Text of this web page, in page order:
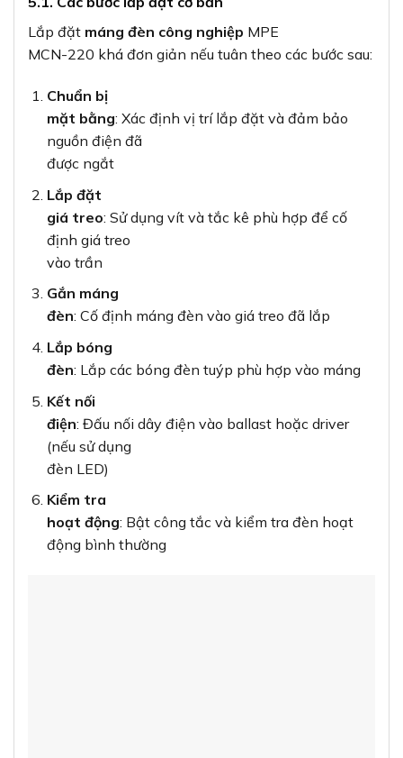
Lắp đặt máng đèn công nghiệp MPE
MCN-220 khá đơn giản nếu tuân theo các bước sau:
Chuẩn bị
mặt bằng: Xác định vị trí lắp đặt và đảm bảo
nguồn điện đã
được ngắt
Lắp đặt
giá treo: Sử dụng vít và tắc kê phù hợp để cố
định giá treo
vào trần
Gắn máng
đèn: Cố định máng đèn vào giá treo đã lắp
Lắp bóng
đèn: Lắp các bóng đèn tuýp phù hợp vào máng
Kết nối
điện: Đấu nối dây điện vào ballast hoặc driver
(nếu sử dụng
đèn LED)
Kiểm tra
hoạt động: Bật công tắc và kiểm tra đèn hoạt
động bình thường